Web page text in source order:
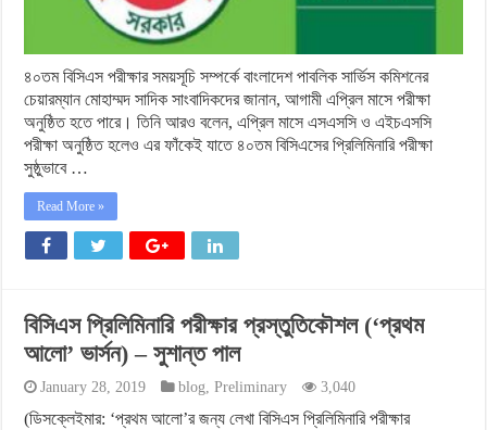
৪০তম বিসিএস পরীক্ষার সময়সূচি সম্পর্কে বাংলাদেশ পাবলিক সার্ভিস কমিশনের
চেয়ারম্যান মোহাম্মদ সাদিক সাংবাদিকদের জানান, আগামী এপ্রিল মাসে পরীক্ষা
অনুষ্ঠিত হতে পারে। তিনি আরও বলেন, এপ্রিল মাসে এসএসসি ও এইচএসসি
পরীক্ষা অনুষ্ঠিত হলেও এর ফাঁকেই যাতে ৪০তম বিসিএসের প্রিলিমিনারি পরীক্ষা
সুষ্ঠুভাবে …
Read More »
বিসিএস প্রিলিমিনারি পরীক্ষার প্রস্তুতিকৌশল (‘প্রথম
আলো’ ভার্সন) – সুশান্ত পাল
January 28, 2019 blog ,Preliminary 3,040
(ডিসক্লেইমার: ‘প্রথম আলো’র জন্য লেখা বিসিএস প্রিলিমিনারি পরীক্ষার